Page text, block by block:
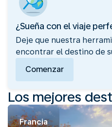
¿Sueña con el viaje
Deje que nuestra
encontrar el destino de
Comenzar
Los mejores
Francia